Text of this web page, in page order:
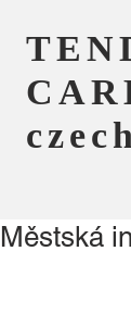
czech
Městská